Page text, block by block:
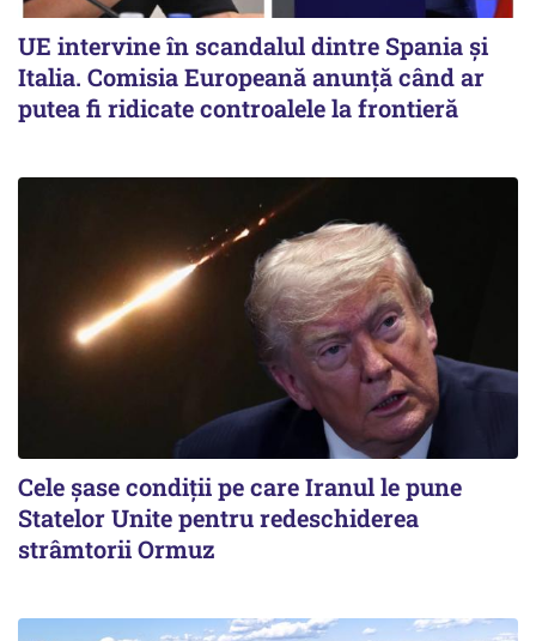
UE intervine în scandalul dintre Spania și
Italia. Comisia Europeană anunță când ar
putea fi ridicate controalele la frontieră
Cele șase condiții pe care Iranul le pune
Statelor Unite pentru redeschiderea
strâmtorii Ormuz